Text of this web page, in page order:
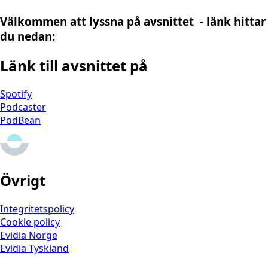
Välkommen att lyssna på avsnittet - länk hittar
du nedan:
Länk till avsnittet på
Spotify
Podcaster
PodBean
Övrigt
Integritetspolicy
Cookie policy
Evidia Norge
Evidia Tyskland